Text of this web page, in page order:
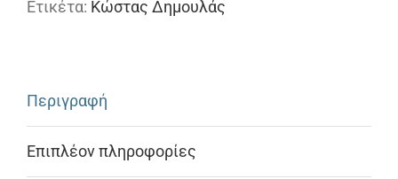
Ετικέτα: Κώστας Δημουλάς
Περιγραφή
Επιπλέον πληροφορίες